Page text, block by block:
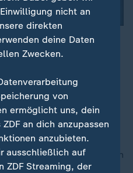
in Nashville/Tennessee
zwischen US-Präsident
Joe Biden
der
nach oben
nicht an
direkten
deine Daten
Zwecken.
von
ermöglicht uns, dein
an dich anzupassen
anzubieten.
ausschließlich auf
ZDF Streaming, der